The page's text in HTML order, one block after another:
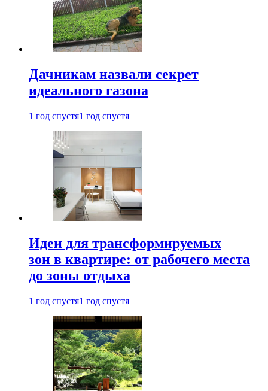
Дачникам назвали секрет
идеального газона
1 год спустя1 год спустя
Идеи для трансформируемых
зон в квартире: от рабочего места
до зоны отдыха
1 год спустя1 год спустя